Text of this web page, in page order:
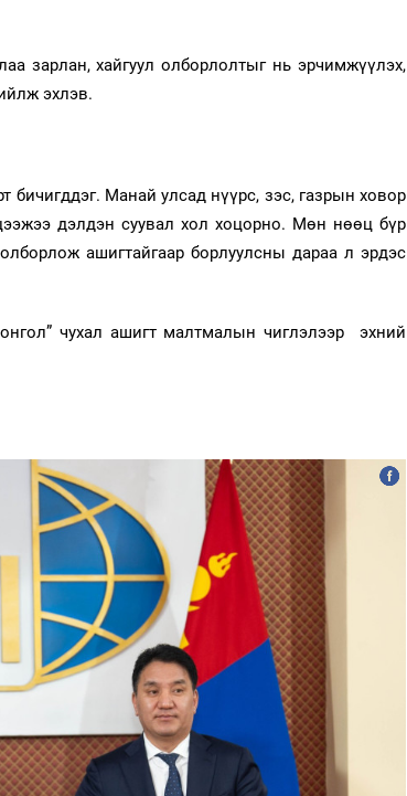
зарлан, хайгуул олборлолтыг нь эрчимжүүлэх,
эхлэв.
бичигддэг. Манай улсад нүүрс, зэс, газрын ховор
дэлдэн суувал хол хоцорно. Мөн нөөц бүр
ашигтайгаар борлуулсны дараа л эрдэс
чухал ашигт малтмалын чиглэлээр эхний